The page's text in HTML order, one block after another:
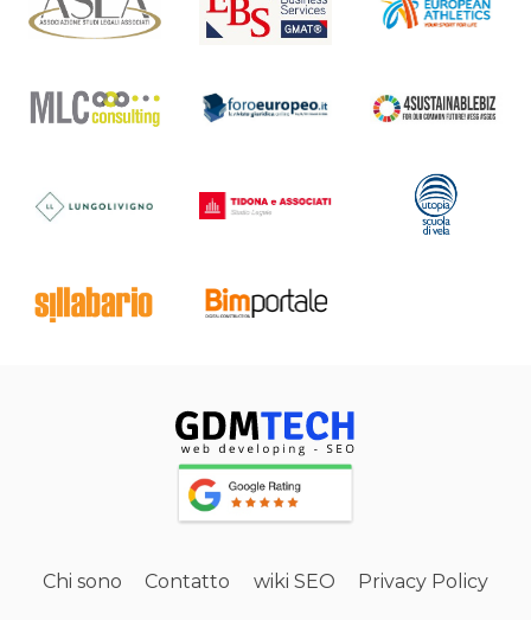
Chi sono Contatto wiki SEO Privacy Policy